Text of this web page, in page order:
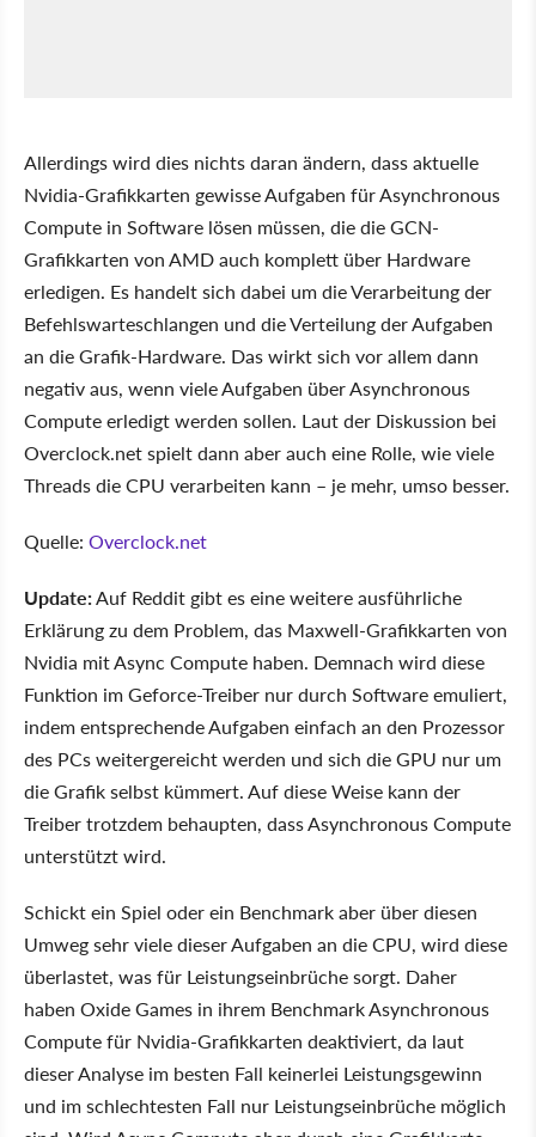
Allerdings wird dies nichts daran ändern, dass aktuelle
Nvidia-Grafikkarten gewisse Aufgaben für Asynchronous
Compute in Software lösen müssen, die die GCN-
Grafikkarten von AMD auch komplett über Hardware
erledigen. Es handelt sich dabei um die Verarbeitung der
Befehlswarteschlangen und die Verteilung der Aufgaben
an die Grafik-Hardware. Das wirkt sich vor allem dann
negativ aus, wenn viele Aufgaben über Asynchronous
Compute erledigt werden sollen. Laut der Diskussion bei
Overclock.net spielt dann aber auch eine Rolle, wie viele
Threads die CPU verarbeiten kann – je mehr, umso besser.
Quelle: Overclock.net
Update:Auf Reddit gibt es eine weitere ausführliche
Erklärung zu dem Problem, das Maxwell-Grafikkarten von
Nvidia mit Async Compute haben. Demnach wird diese
Funktion im Geforce-Treiber nur durch Software emuliert,
indem entsprechende Aufgaben einfach an den Prozessor
des PCs weitergereicht werden und sich die GPU nur um
die Grafik selbst kümmert. Auf diese Weise kann der
Treiber trotzdem behaupten, dass Asynchronous Compute
unterstützt wird.
Schickt ein Spiel oder ein Benchmark aber über diesen
Umweg sehr viele dieser Aufgaben an die CPU, wird diese
überlastet, was für Leistungseinbrüche sorgt. Daher
haben Oxide Games in ihrem Benchmark Asynchronous
Compute für Nvidia-Grafikkarten deaktiviert, da laut
dieser Analyse im besten Fall keinerlei Leistungsgewinn
und im schlechtesten Fall nur Leistungseinbrüche möglich